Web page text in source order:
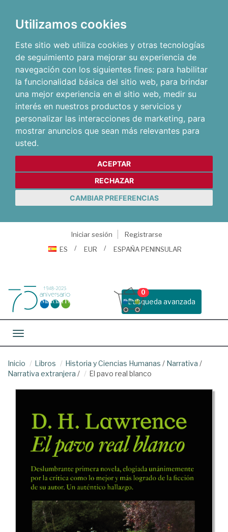
Utilizamos cookies
Este sitio web utiliza cookies y otras tecnologías
de seguimiento para mejorar su experiencia de
navegación con los siguientes fines: para habilitar
la funcionalidad básica del sitio web, para brindar
una mejor experiencia en el sitio web, medir su
interés en nuestros productos y servicios y
personalizar las interacciones de marketing, para
mostrar anuncios que sean más relevantes para
usted.
ACEPTAR
RECHAZAR
CAMBIAR PREFERENCIAS
Iniciar sesión
Registrarse
ES
EUR ESPAÑA PENINSULAR
Busqueda avanzada
0
Toggle navigation
Inicio Libros Historia y Ciencias Humanas / Narrativa /
Narrativa extranjera / El pavo real blanco